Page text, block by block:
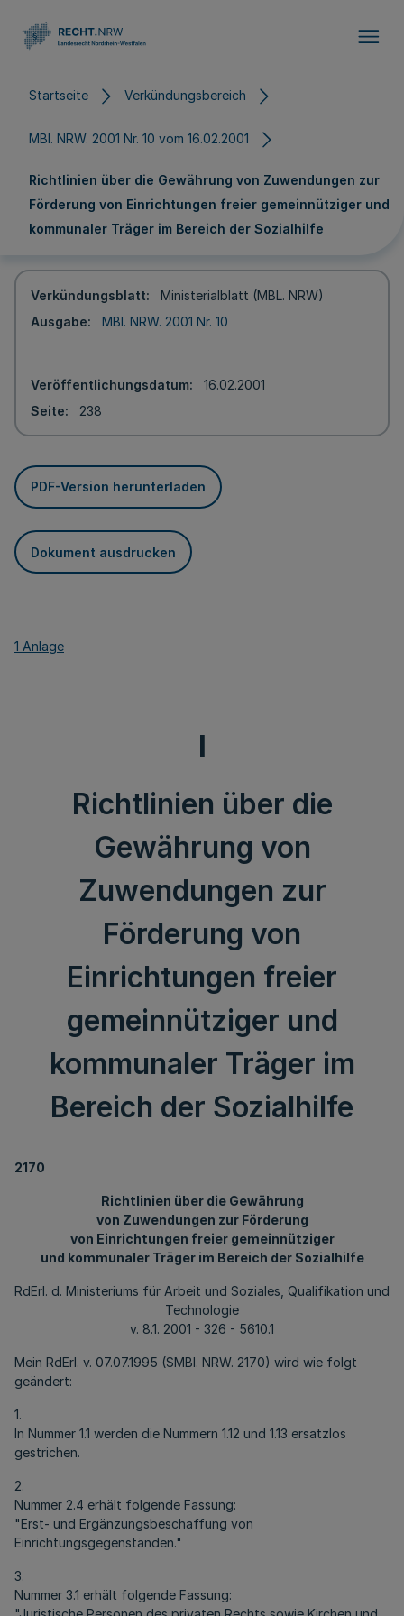
Startseite Verkündungsbereich
MBl. NRW. 2001 Nr. 10 vom 16.02.2001
Richtlinien über die Gewährung von Zuwendungen zur
Förderung von Einrichtungen freier gemeinnütziger und
kommunaler Träger im Bereich der Sozialhilfe
Verkündungsblatt
Ministerialblatt (MBL. NRW)
Ausgabe
MBl. NRW. 2001 Nr. 10
Veröffentlichungsdatum
16.02.2001
Seite
238
PDF-Version herunterladen
Dokument ausdrucken
1 Anlage
I
Richtlinien über die
Gewährung von
Zuwendungen zur
Förderung von
Einrichtungen freier
gemeinnütziger und
kommunaler Träger im
Bereich der Sozialhilfe
2170
Richtlinien über die Gewährung
von Zuwendungen zur Förderung
von Einrichtungen freier gemeinnütziger
und kommunaler Träger im Bereich der Sozialhilfe
RdErl. d. Ministeriums für Arbeit und Soziales, Qualifikation und
Technologie
v. 8.1. 2001 - 326 - 5610.1
Mein RdErl. v. 07.07.1995 (SMBl. NRW. 2170) wird wie folgt
geändert:
1.
In Nummer 1.1 werden die Nummern 1.12 und 1.13 ersatzlos
gestrichen.
2.
Nummer 2.4 erhält folgende Fassung:
"Erst- und Ergänzungsbeschaffung von
Einrichtungsgegenständen."
3.
Nummer 3.1 erhält folgende Fassung: